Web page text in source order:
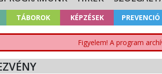
TÁBOROK KÉPZÉSEK PREVENCIÓ
Figyelem! A program